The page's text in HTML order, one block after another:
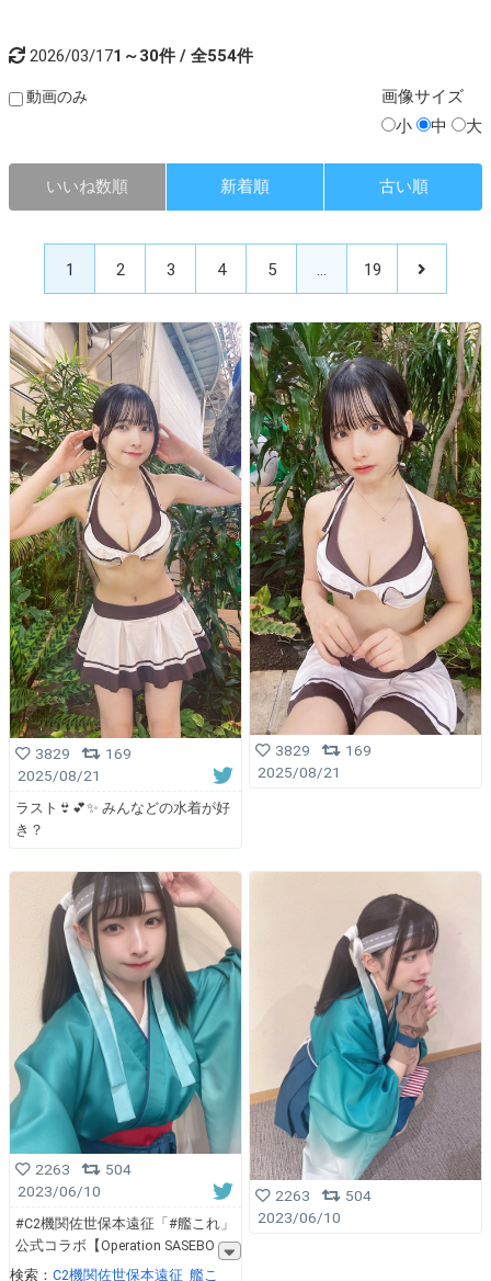
2026/03/171～30件 / 全554件
動画のみ 画像サイズ
小
中 大
いいね数順 新着順 古い順
1 2 3 4 5 … 19
3829
169
2025/08/21
ラスト👙💕✨ みんなどの水着が好
き？
3829
169
2025/08/21
2263
504
2023/06/10
#C2機関佐世保本遠征「#艦これ」
公式コラボ【Operation SASEBO
検索： C2機関佐世保本遠征 艦こ
2263
504
2023/06/10